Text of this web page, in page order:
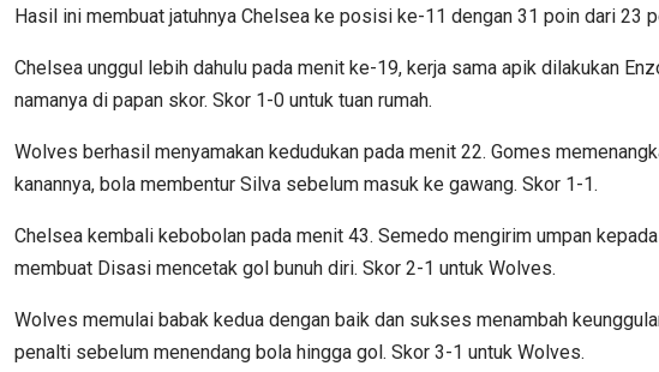
Hasil ini membuat jatuhnya Chelsea ke posisi ke-11 dengan 31 poin dari 23
Chelsea unggul lebih dahulu pada menit ke-19, kerja sama apik dilakukan
namanya di papan skor. Skor 1-0 untuk tuan rumah.
Wolves berhasil menyamakan kedudukan pada menit 22. Gomes
kanannya, bola membentur Silva sebelum masuk ke gawang. Skor 1-1.
Chelsea kembali kebobolan pada menit 43. Semedo mengirim umpan
membuat Disasi mencetak gol bunuh diri. Skor 2-1 untuk Wolves.
Wolves memulai babak kedua dengan baik dan sukses menambah
penalti sebelum menendang bola hingga gol. Skor 3-1 untuk Wolves.